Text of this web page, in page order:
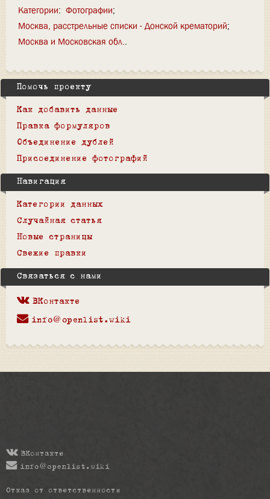
Категории: Фотографии
Москва, расстрельные списки - Донской крематорий
Москва и Московская обл.
Помочь проекту
Как добавить данные
Правка формуляров
Объединение дублей
Присоединение фотографий
Навигация
Категории данных
Случайная статья
Новые страницы
Свежие правки
Связаться с нами
ВКонтакте
info@openlist.wiki
ВКонтакте
info@openlist.wiki
Отказ от ответственности